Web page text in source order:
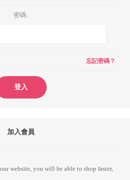
密碼:
忘記密碼？
登入
加入會員
website, you will be able to shop faster,